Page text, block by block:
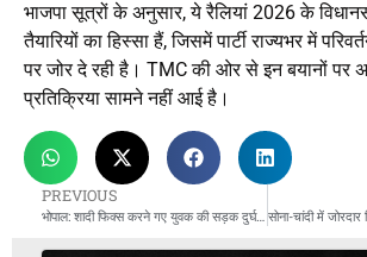
भाजपा सूत्रों के अनुसार, ये रैलियां 2026 के
तैयारियों का हिस्सा हैं, जिसमें पार्टी राज्यभर में
पर जोर दे रही है। TMC की ओर से इन बयानों पर
प्रतिक्रिया सामने नहीं आई है।
PREVIOUS
भोपाल: शादी फिक्स करने गए युवक की सड़क दुर्घटना में मौत